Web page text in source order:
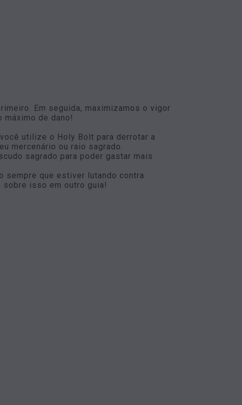
Em seguida, maximizamos o vigor
de dano!
utilize o Holy Bolt para derrotar a
mercenário ou raio sagrado.
sagrado para poder gastar mais
sempre que estiver lutando contra
isso em outro guia!